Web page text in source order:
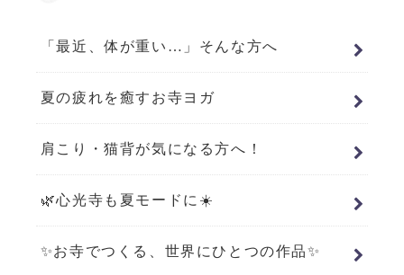
「最近、体が重い…」そんな方へ
夏の疲れを癒すお寺ヨガ
肩こり・猫背が気になる方へ！
🌿心光寺も夏モードに☀️
✨お寺でつくる、世界にひとつの作品✨